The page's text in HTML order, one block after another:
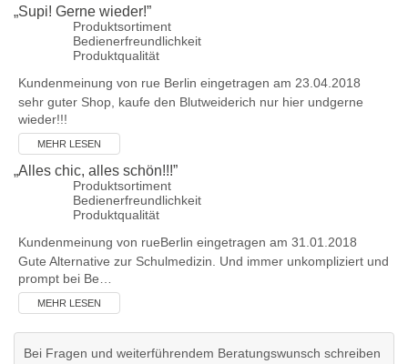
„Supi! Gerne wieder!”
Produktsortiment
Bedienerfreundlichkeit
Produktqualität
Kundenmeinung von rue Berlin eingetragen am 23.04.2018
sehr guter Shop, kaufe den Blutweiderich nur hier undgerne
wieder!!!
MEHR LESEN
„Alles chic, alles schön!!!”
Produktsortiment
Bedienerfreundlichkeit
Produktqualität
Kundenmeinung von rueBerlin eingetragen am 31.01.2018
Gute Alternative zur Schulmedizin. Und immer unkompliziert und
prompt bei Be…
MEHR LESEN
Bei Fragen und weiterführendem Beratungswunsch schreiben